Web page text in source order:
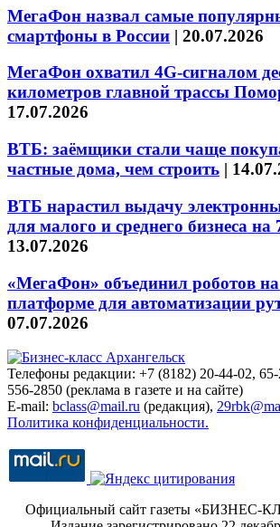
МегаФон назвал самые
смартфоны в России | 20.07.2026
МегаФон охватил 4G-сигналом
километров главной трассы
17.07.2026
ВТБ: заёмщики стали чаще
частные дома, чем строить |
ВТБ нарастил выдачу
для малого и среднего бизнеса на
13.07.2026
«МегаФон» объединил роботов на
платформе для автоматизации
07.07.2026
Телефоны редакции: +7 (8182) 20-44-02,
556-2850 (реклама в газете и на сайте)
E-mail: bclass@mail.ru (редакция),
Политика конфиденциальности.
Официальный сайт газеты «БИЗНЕС-